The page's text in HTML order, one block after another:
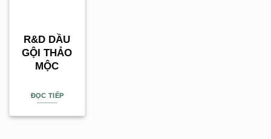
R&D DẦU
GỘI THẢO
MỘC
ĐỌC TIẾP